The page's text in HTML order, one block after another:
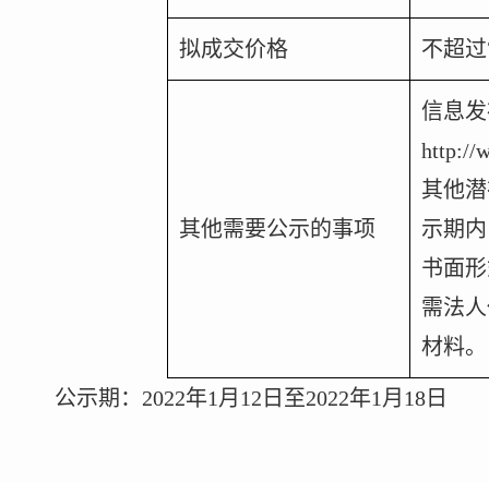
拟成交价格 不超
其他需要公示的事项
信息
http://
其他
示期
书面
需法
材料。
公示期：2022年1月12日至2022年1月18日